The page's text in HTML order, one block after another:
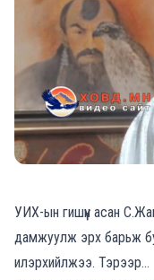
УИХ-ын гишүүн асан
дамжуулж эрх барьж
илэрхийлжээ. Тэрээр…